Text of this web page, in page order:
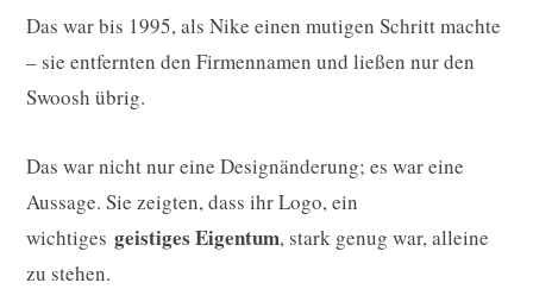
Das war bis 1995, als Nike einen mutigen Schritt machte
– sie entfernten den Firmennamen und ließen nur den
Swoosh übrig.
Das war nicht nur eine Designänderung; es war eine
Aussage. Sie zeigten, dass ihr Logo, ein
wichtiges geistiges Eigentum, stark genug war, alleine
zu stehen.